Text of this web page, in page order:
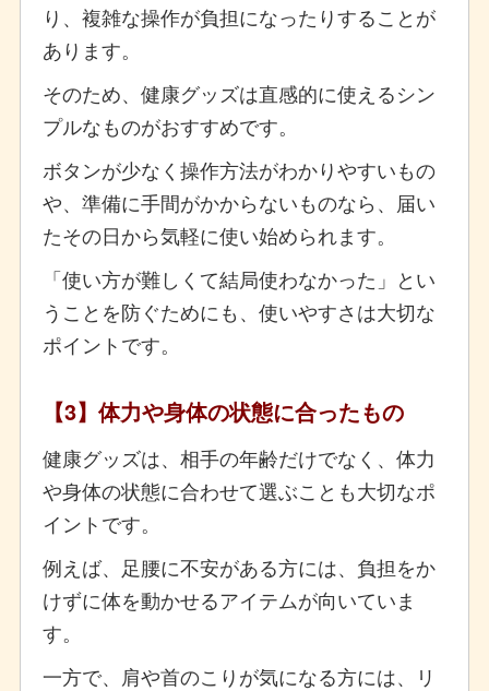
り、複雑な操作が負担になったりすることが
あります。
そのため、健康グッズは直感的に使えるシン
プルなものがおすすめです。
ボタンが少なく操作方法がわかりやすいもの
や、準備に手間がかからないものなら、届い
たその日から気軽に使い始められます。
「使い方が難しくて結局使わなかった」とい
うことを防ぐためにも、使いやすさは大切な
ポイントです。
【3】体力や身体の状態に合ったもの
健康グッズは、相手の年齢だけでなく、体力
や身体の状態に合わせて選ぶことも大切なポ
イントです。
例えば、足腰に不安がある方には、負担をか
けずに体を動かせるアイテムが向いていま
す。
一方で、肩や首のこりが気になる方には、リ